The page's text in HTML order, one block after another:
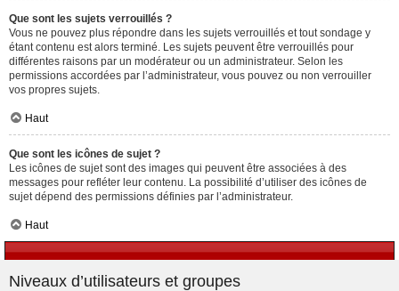
Que sont les sujets verrouillés ?
Vous ne pouvez plus répondre dans les sujets verrouillés et tout sondage y
étant contenu est alors terminé. Les sujets peuvent être verrouillés pour
différentes raisons par un modérateur ou un administrateur. Selon les
permissions accordées par l’administrateur, vous pouvez ou non verrouiller
vos propres sujets.
Haut
Que sont les icônes de sujet ?
Les icônes de sujet sont des images qui peuvent être associées à des
messages pour refléter leur contenu. La possibilité d’utiliser des icônes de
sujet dépend des permissions définies par l’administrateur.
Haut
Niveaux d’utilisateurs et groupes